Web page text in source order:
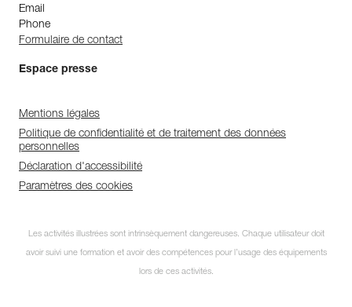
Email
Phone
Formulaire de contact
Espace presse
Mentions légales
Politique de confidentialité et de traitement des données
personnelles
Déclaration d'accessibilité
Paramètres des cookies
Les activités illustrées sont intrinsèquement dangereuses. Chaque utilisateur doit
avoir suivi une formation et avoir des compétences pour l’usage des équipements
lors de ces activités.